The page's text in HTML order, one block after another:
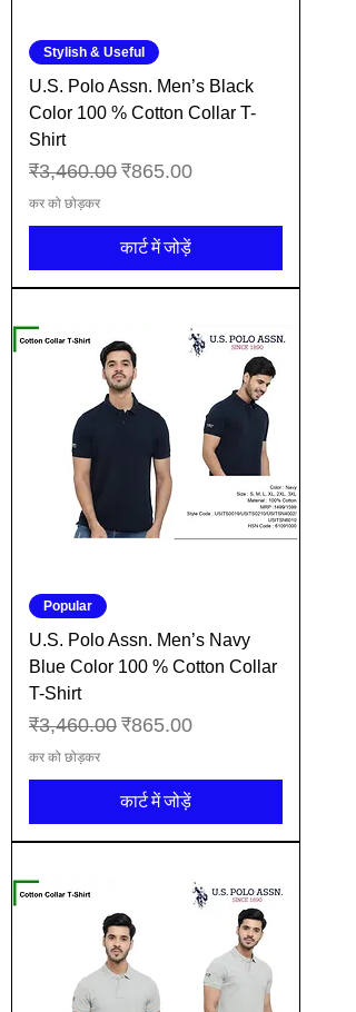
Stylish & Useful
U.S. Polo Assn. Men’s Black
Color 100 % Cotton Collar T-
Shirt
नियमित मूल्य
₹3,460.00 बिक्री मूल्य
₹865.00
कर को छोड़कर
कार्ट में जोड़ें
Popular
U.S. Polo Assn. Men’s Navy
Blue Color 100 % Cotton Collar
T-Shirt
नियमित मूल्य
₹3,460.00 बिक्री मूल्य
₹865.00
कर को छोड़कर
कार्ट में जोड़ें